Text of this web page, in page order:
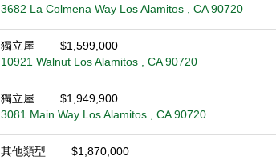
3682 La Colmena Way Los Alamitos , CA 90720
獨立屋
$1,599,000
10921 Walnut Los Alamitos , CA 90720
獨立屋
$1,949,900
3081 Main Way Los Alamitos , CA 90720
其他類型
$1,870,000